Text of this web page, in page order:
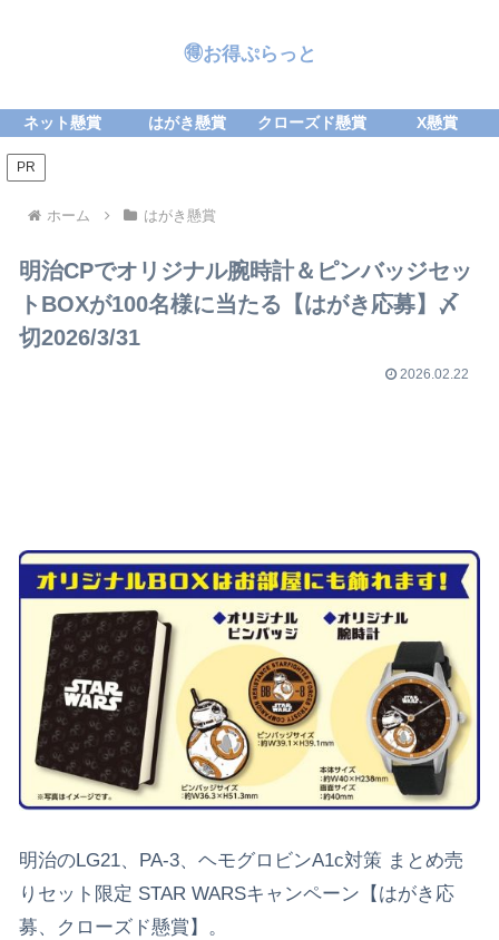
🉐お得ぷらっと
ネット懸賞 はがき懸賞 クローズド懸賞 X懸賞
PR
ホーム はがき懸賞
明治CPでオリジナル腕時計＆ピンバッジセッ
トBOXが100名様に当たる【はがき応募】〆
切2026/3/31
2026.02.22
明治のLG21、PA-3、ヘモグロビンA1c対策 まとめ売
りセット限定 STAR WARSキャンペーン【はがき応
募、クローズド懸賞】。